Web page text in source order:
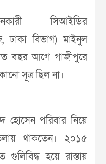
সিআইডির
ঢাকা বিভাগ) মাইনুল
বছর আগে গাজীপুরে
সূত্র ছিল না।
পরিবার নিয়ে
থাকতেন। ২০১৫
গুলিবিদ্ধ হয়ে রাস্তায়